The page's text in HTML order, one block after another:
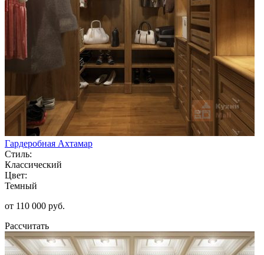
Гардеробная Ахтамар
Стиль:
Классический
Цвет:
Темный
от 110 000 руб.
Рассчитать